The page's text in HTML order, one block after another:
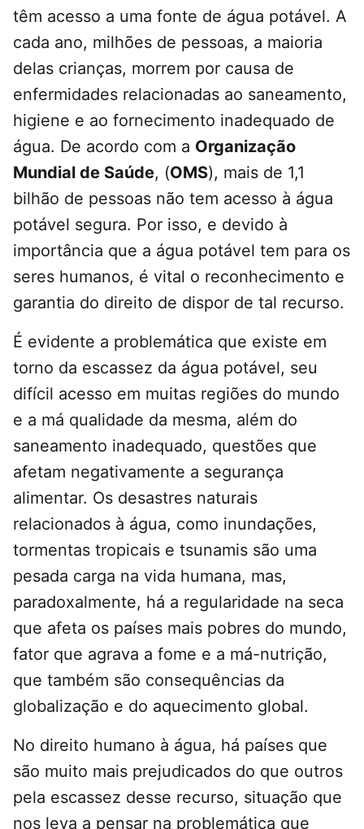
têm acesso a uma fonte de água potável. A
cada ano, milhões de pessoas, a maioria
delas crianças, morrem por causa de
enfermidades relacionadas ao saneamento,
higiene e ao fornecimento inadequado de
água. De acordo com a Organização
Mundial de Saúde, (OMS), mais de 1,1
bilhão de pessoas não tem acesso à água
potável segura. Por isso, e devido à
importância que a água potável tem para os
seres humanos, é vital o reconhecimento e
garantia do direito de dispor de tal recurso.
É evidente a problemática que existe em
torno da escassez da água potável, seu
difícil acesso em muitas regiões do mundo
e a má qualidade da mesma, além do
saneamento inadequado, questões que
afetam negativamente a segurança
alimentar. Os desastres naturais
relacionados à água, como inundações,
tormentas tropicais e tsunamis são uma
pesada carga na vida humana, mas,
paradoxalmente, há a regularidade na seca
que afeta os países mais pobres do mundo,
fator que agrava a fome e a má-nutrição,
que também são consequências da
globalização e do aquecimento global.
No direito humano à água, há países que
são muito mais prejudicados do que outros
pela escassez desse recurso, situação que
nos leva a pensar na problemática que